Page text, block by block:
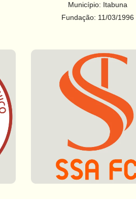
Município: Itabuna
Fundação: 11/03/1996